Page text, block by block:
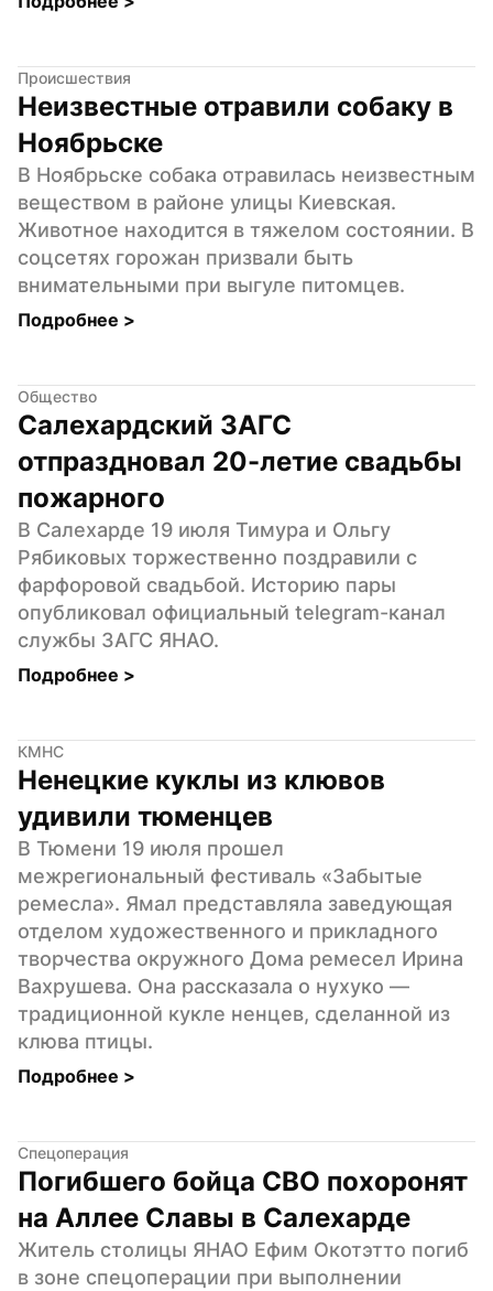
Происшествия
Неизвестные отравили собаку в
Ноябрьске
В Ноябрьске собака отравилась неизвестным
веществом в районе улицы Киевская.
Животное находится в тяжелом состоянии. В
соцсетях горожан призвали быть
внимательными при выгуле питомцев.
Подробнее >
Общество
Салехардский ЗАГС
отпраздновал 20-летие свадьбы
пожарного
В Салехарде 19 июля Тимура и Ольгу
Рябиковых торжественно поздравили с
фарфоровой свадьбой. Историю пары
опубликовал официальный telegram-канал
службы ЗАГС ЯНАО.
Подробнее >
КМНС
Ненецкие куклы из клювов
удивили тюменцев
В Тюмени 19 июля прошел
межрегиональный фестиваль «Забытые
ремесла». Ямал представляла заведующая
отделом художественного и прикладного
творчества окружного Дома ремесел Ирина
Вахрушева. Она рассказала о нухуко —
традиционной кукле ненцев, сделанной из
клюва птицы.
Подробнее >
Спецоперация
Погибшего бойца СВО похоронят
на Аллее Славы в Салехарде
Житель столицы ЯНАО Ефим Окотэтто погиб
в зоне спецоперации при выполнении